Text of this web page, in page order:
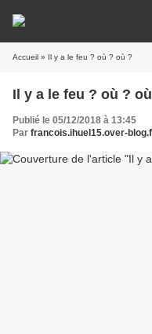
Accueil » Il y a le feu ? où ? où ?
Il y a le feu ? où ?
Publié le 05/12/2018 à 13:45
Par francois.ihuel15.over-